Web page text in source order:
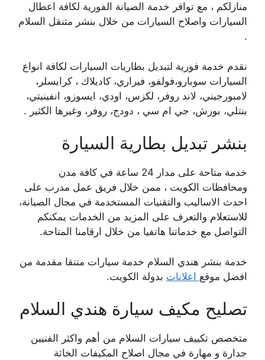
منازلكم ، مع توافر خدمة الصيانة الفورية لكافة اعطال
السيارات واصلاح السيارات من خلال بنشر متنقل السلام
.
نقدم خدمة فورية لتبديل بطاريات السيارات لكافة انواع
السيارات سوبارو،فولفو، فيراري، كاديلاك ، كرايسلر،
لامبورجيني، لاند روفر، لكزس، اودي، ايسوزو، انفينيتي،
بنتلي، بورش، جي ام سي ، دودج، روفر، وغيرها الكثير .
بنشر تبديل بطارية السيارة
خدمة متاحة على مدار 24 ساعة في كافة مدن
ومحافظات الكويت ، ممن خلال فريق عمل مدرب على
احدث الاساليب والتقنيات المستخدمة في مجال الصيانة،
للاستعلام والتعرف على المزيد من الخدمات يمكنكم
التواصل مع خدماتنا هاتفيا من خلال ارقامنا المتاحة.
خدمة بنشر هندي السلام خدمة سيارات متنقا مقدمة من
افضل موقع اعلانات بدولة الكويت.
تصليح مكيف سيارة هندي السلام
متخصص تكييف سيارات السلام من أهم واكثر الفنيين
جدارة و مهارة في مجال اصلاح المكيفات الخاثة